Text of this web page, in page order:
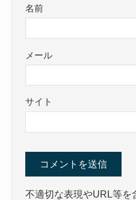
名前
メール
サイト
不適切な表現やURL等を